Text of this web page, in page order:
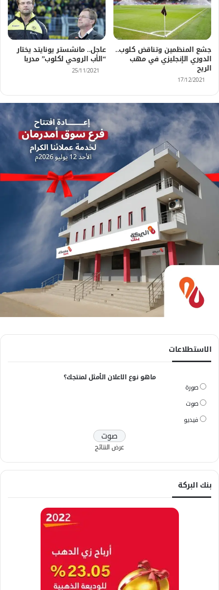
جشع المنظمين وتناقض كلوب..
الدوري الإنجليزي في مهب
الريح
17/12/2021
عاجل.. مانشستر يونايتد يختار
“الأب الروحي لكلوب” مدربا
25/11/2021
الاستطلاعات
ماهو نوع الاعلان الأمثل لمنتجك؟
صورة
صوت
فيديو
عرض النتائج
بنك البركة